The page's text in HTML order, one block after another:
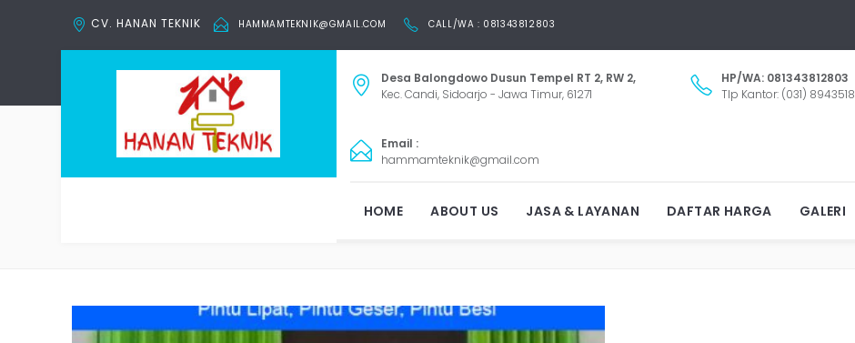
CV. HANAN TEKNIK HAMMAMTEKNIK@GMAIL.COM CALL/WA : 081343812803
Desa Balongdowo Dusun Tempel RT 2, RW 2,
Kec. Candi, Sidoarjo - Jawa Timur, 61271
HP/WA: 081343812803
Tlp Kantor: (031) 8943518
Email :
hammamteknik@gmail.com
HOME ABOUT US JASA & LAYANAN DAFTAR HARGA GALERI
ROLLING DOOR SITUBONDO